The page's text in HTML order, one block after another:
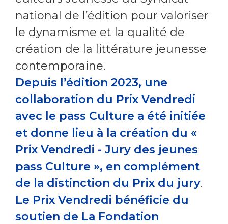
national de l’édition pour valoriser
le dynamisme et la qualité de
création de la littérature jeunesse
contemporaine.
Depuis l’édition 2023, une
collaboration du Prix Vendredi
avec le pass Culture a été initiée
et donne lieu à la création du «
Prix Vendredi - Jury des jeunes
pass Culture », en complément
de la distinction du Prix du jury.
Le Prix Vendredi bénéficie du
soutien de La Fondation